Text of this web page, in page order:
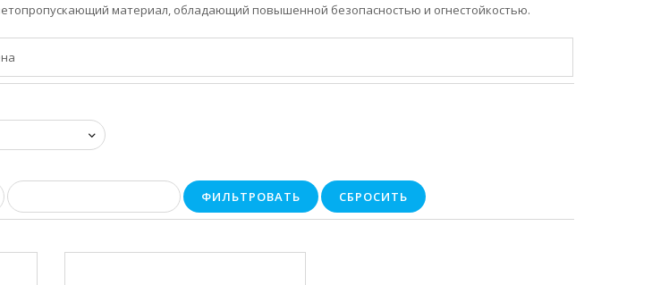
материал, обладающий повышенной безопасностью и огнестойкостью.
ФИЛЬТРОВАТЬ СБРОСИТЬ